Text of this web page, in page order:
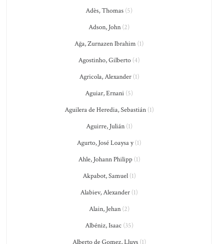
Adès, Thomas (5)
Adson, John (2)
Ağa, Zurnazen Ibrahim (1)
Agostinho, Gilberto (4)
Agricola, Alexander(1)
Aguiar, Ernani (5)
Aguilera de Heredia, Sebastián(1)
Aguirre, Julián(1)
Agurto, José Loaysa y(1)
Ahle, Johann Philipp(1)
Akpabot, Samuel(1)
Alabiev, Alexander (1)
Alain, Jehan(2)
Albéniz, Isaac (35)
Alberto de Gomez, Lluys(1)